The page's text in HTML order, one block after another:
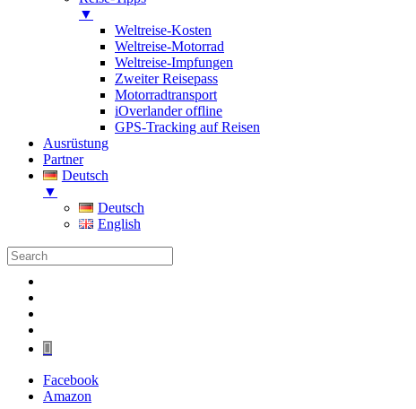
▼
Weltreise-Kosten
Weltreise-Motorrad
Weltreise-Impfungen
Zweiter Reisepass
Motorradtransport
iOverlander offline
GPS-Tracking auf Reisen
Ausrüstung
Partner
Deutsch
▼
Deutsch
English
Facebook
Amazon